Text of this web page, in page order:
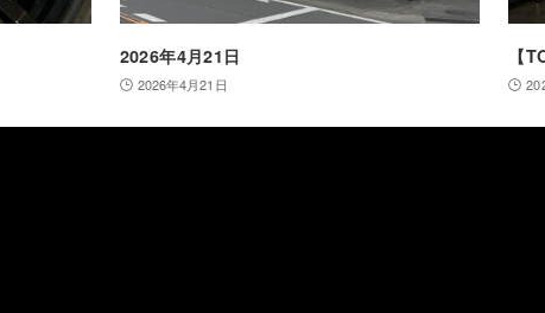
2026年4月21日
2026年4月21日
【